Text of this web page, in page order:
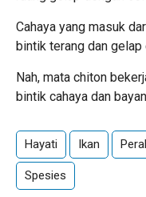
Cahaya yang masuk
bintik terang dan gelap
Nah, mata chiton
bintik cahaya dan
Hayati Ikan
Spesies